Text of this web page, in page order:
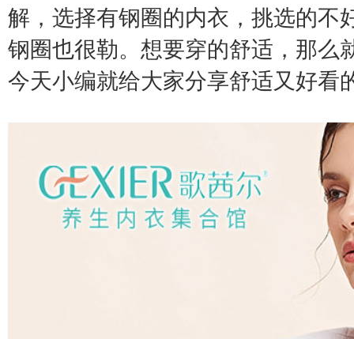
解，选择有钢圈的内衣，挑选的不
钢圈也很勒。想要穿的舒适，那么
今天小编就给大家分享舒适又好看